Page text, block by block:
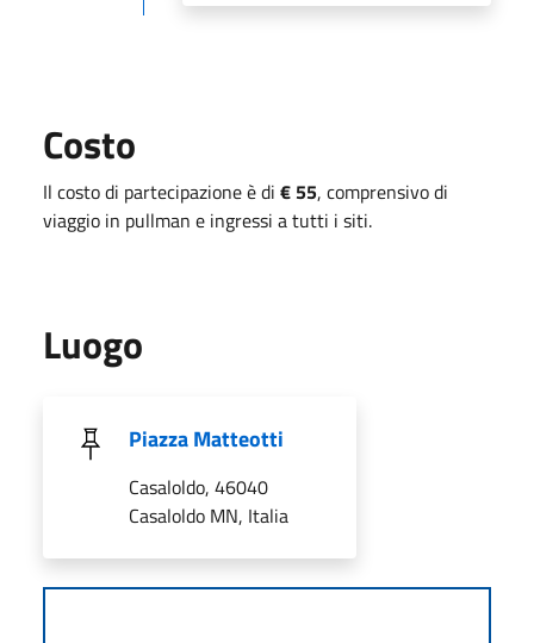
Costo
Il costo di partecipazione è di € 55, comprensivo di
viaggio in pullman e ingressi a tutti i siti.
Luogo
Piazza Matteotti
Casaloldo, 46040
Casaloldo MN, Italia